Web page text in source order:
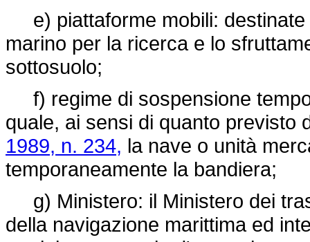
e) piattaforme mobili: destinate
marino per la ricerca e lo
sottosuolo;
f) regime di sospensione
quale, ai sensi di quanto previsto
1989, n. 234, la nave o unità
temporaneamente la bandiera;
g) Ministero: il Ministero dei
della navigazione marittima ed